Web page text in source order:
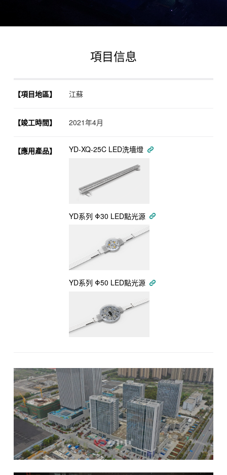
項目信息
【項目地區】 江蘇
【竣工時間】 2021年4月
【應用產品】 YD-XQ-25C LED洗墻燈
YD系列 Φ30 LED點光源
YD系列 Φ50 LED點光源